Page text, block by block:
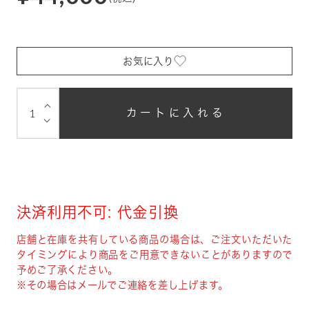
お気に入り
⌵
⌵ カートに入れる
決済利用不可: 代金引換
店舗と在庫を共有している商品の場合は、ご注文いただいた
タイミングにより商品をご用意できないことがありますので
予めご了承ください。
※その場合はメールでご連絡を差し上げます。